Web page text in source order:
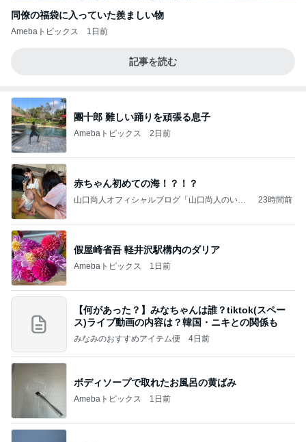
同僚の福袋に入っていた羨ましい物
Amebaトピックス 1日前
記事を読む
團十郎 難しい踊りを頑張る息子
Amebaトピックス 2日前
赤ちゃん初めての海！？！？
山口尚人オフィシャルブログ「山口尚人のいき
23時間前
假屋崎省吾 軽井沢駅構内のダリア
Amebaトピックス 1日前
【何があった？】みなちゃんは誰？tiktok(スペー
ス)ライブ動画の内容は？韓国・ニキとの関係も
みなみのおすすめアイテム便 4日前
ボディソープで取れたお風呂の黄ばみ
Amebaトピックス 1日前